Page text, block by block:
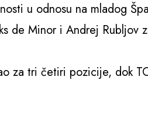
u odnosu na mladog
de Minor i Andrej Rubljov
za tri četiri pozicije, dok